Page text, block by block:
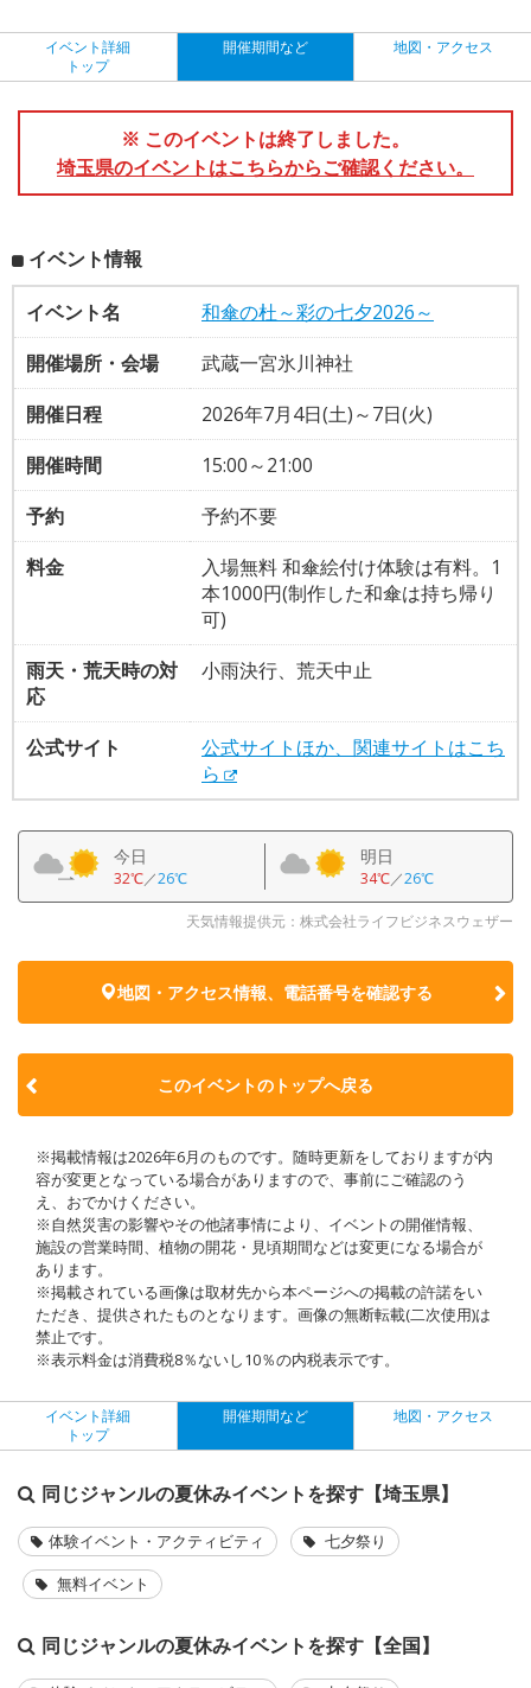
イベント詳細
トップ
開催期間など 地図・アクセス
※ このイベントは終了しました。
埼玉県のイベントはこちらからご確認ください。
イベント情報
イベント名
和傘の杜～彩の七夕2026～
開催場所・会場
武蔵一宮氷川神社
開催日程
2026年7月4日(土)～7日(火)
開催時間
15:00～21:00
予約
予約不要
料金
入場無料 和傘絵付け体験は有料。1
本1000円(制作した和傘は持ち帰り
可)
雨天・荒天時の対
応
小雨決行、荒天中止
公式サイト
公式サイトほか、関連サイトはこち
ら
今日
32℃／26℃
明日
34℃／26℃
天気情報提供元：株式会社ライフビジネスウェザー
地図・アクセス情報、電話番号を確認する
このイベントのトップへ戻る
※掲載情報は2026年6月のものです。随時更新をしておりますが内
容が変更となっている場合がありますので、事前にご確認のう
え、おでかけください。
※自然災害の影響やその他諸事情により、イベントの開催情報、
施設の営業時間、植物の開花・見頃期間などは変更になる場合が
あります。
※掲載されている画像は取材先から本ページへの掲載の許諾をい
ただき、提供されたものとなります。画像の無断転載(二次使用)は
禁止です。
※表示料金は消費税8％ないし10％の内税表示です。
イベント詳細
トップ
開催期間など 地図・アクセス
同じジャンルの夏休みイベントを探す【埼玉県】
体験イベント・アクティビティ
七夕祭り
無料イベント
同じジャンルの夏休みイベントを探す【全国】